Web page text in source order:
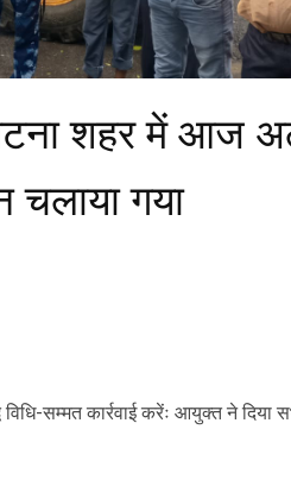
शहर में आज
गया
सम्मत कार्रवाई करेंः आयुक्त ने